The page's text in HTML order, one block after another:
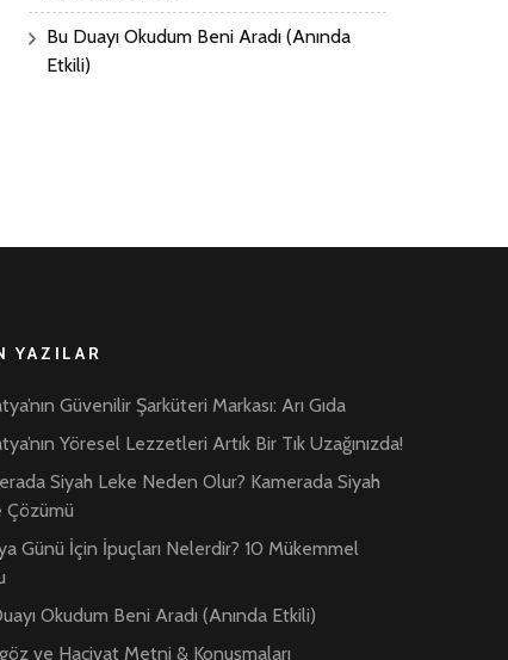
Bu Duayı Okudum Beni Aradı (Anında
Etkili)
YAZILAR
Güvenilir Şarküteri Markası: Arı Gıda
Yöresel Lezzetleri Artık Bir Tık Uzağınızda!
Siyah Leke Neden Olur? Kamerada Siyah
Çözümü
Günü İçin İpuçları Nelerdir? 10 Mükemmel
Okudum Beni Aradı (Anında Etkili)
ve Hacivat Metni & Konuşmaları